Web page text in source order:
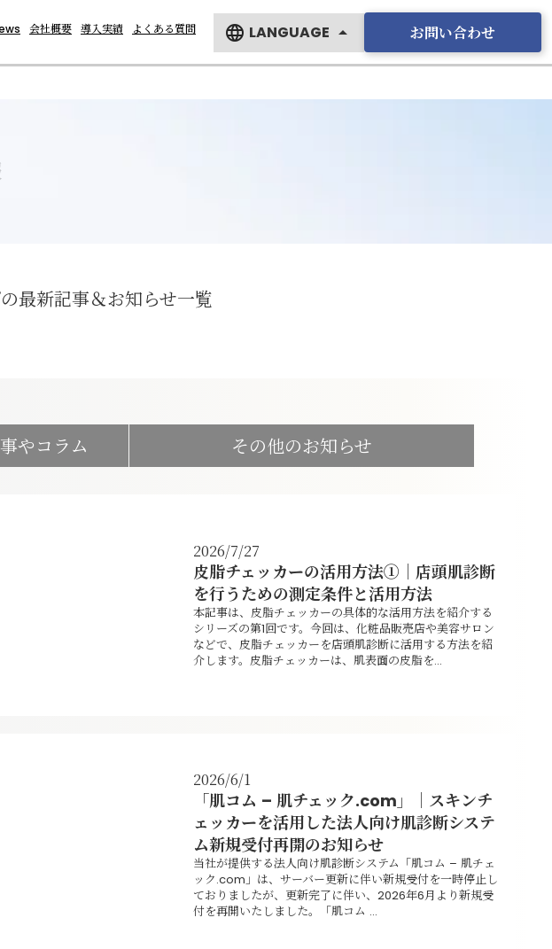
会社概要 導入実績 よくある質問 language LANGUAGE arrow_drop_up
English
お問い合わせ
最新記事＆お知らせ一覧
やコラム その他のお知らせ
2026/7/27
皮脂チェッカーの活用方法①｜店頭肌診断
を行うための測定条件と活用方法
本記事は、皮脂チェッカーの具体的な活用方法を紹介する
シリーズの第1回です。今回は、化粧品販売店や美容サロン
などで、皮脂チェッカーを店頭肌診断に活用する方法を紹
介します。皮脂チェッカーは、肌表面の皮脂を...
2026/6/1
「肌コム – 肌チェック.com」｜スキンチ
ェッカーを活用した法人向け肌診断システ
ム新規受付再開のお知らせ
当社が提供する法人向け肌診断システム「肌コム – 肌チェ
ック.com」は、サーバー更新に伴い新規受付を一時停止し
ておりましたが、更新完了に伴い、2026年6月より新規受
付を再開いたしました。「肌コム ...